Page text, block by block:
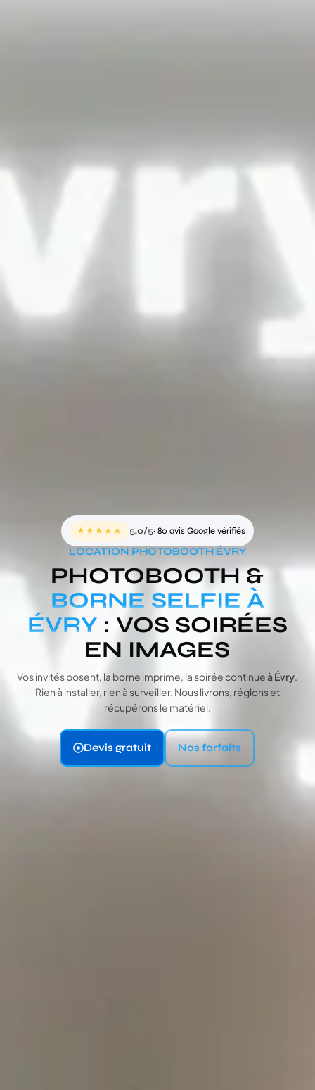
★★★★★ 5,0/5· 80 avis Google vérifiés
LOCATION PHOTOBOOTH ÉVRY
PHOTOBOOTH &
BORNE SELFIE À
ÉVRY : VOS SOIRÉES
EN IMAGES
Vos invités posent, la borne imprime, la soirée continueà Évry.
Rien à installer, rien à surveiller. Nous livrons, réglons et
récupérons le matériel.
Devis gratuit Nos forfaits